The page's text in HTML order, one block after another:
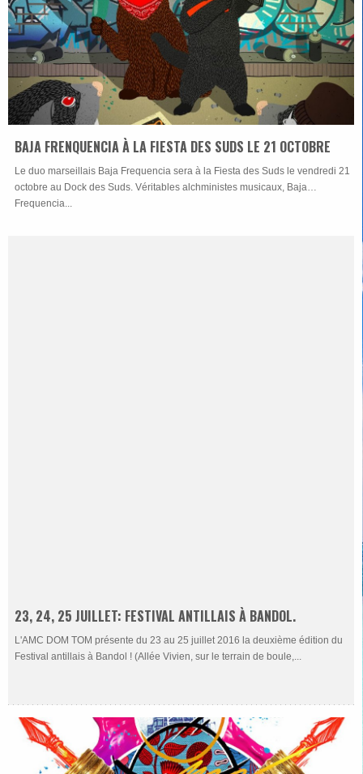
BAJA FRENQUENCIA À LA FIESTA DES SUDS LE 21 OCTOBRE
Le duo marseillais Baja Frequencia sera à la Fiesta des Suds le vendredi 21
octobre au Dock des Suds. Véritables alchministes musicaux, Baja
Frequencia...
23, 24, 25 JUILLET: FESTIVAL ANTILLAIS À BANDOL.
L'AMC DOM TOM présente du 23 au 25 juillet 2016 la deuxième édition du
Festival antillais à Bandol ! (Allée Vivien, sur le terrain de boule,...